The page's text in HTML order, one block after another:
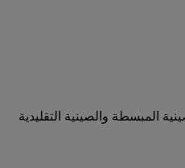
المبسطة والصينية التقليدية